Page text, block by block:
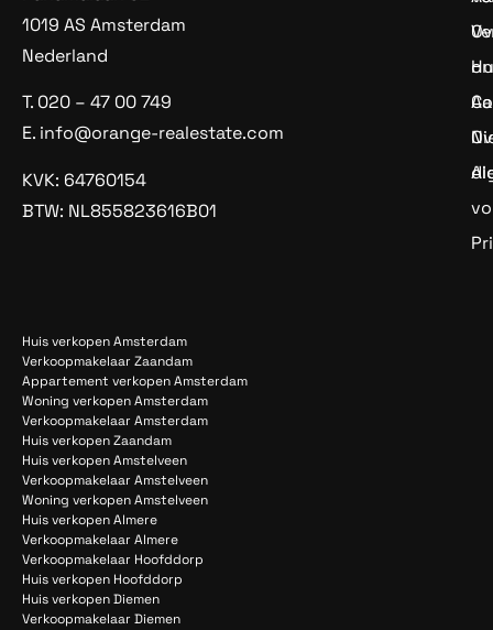
1019 AS Amsterdam
Nederland
T. 020 – 47 00 749
E. info@orange-realestate.com
KVK: 64760154
BTW: NL855823616B01
Huis verkopen Amsterdam
Verkoopmakelaar Zaandam
Appartement verkopen Amsterdam
Woning verkopen Amsterdam
Verkoopmakelaar Amsterdam
Huis verkopen Zaandam
Huis verkopen Amstelveen
Verkoopmakelaar Amstelveen
Woning verkopen Amstelveen
Huis verkopen Almere
Verkoopmakelaar Almere
Verkoopmakelaar Hoofddorp
Huis verkopen Hoofddorp
Huis verkopen Diemen
Verkoopmakelaar Diemen